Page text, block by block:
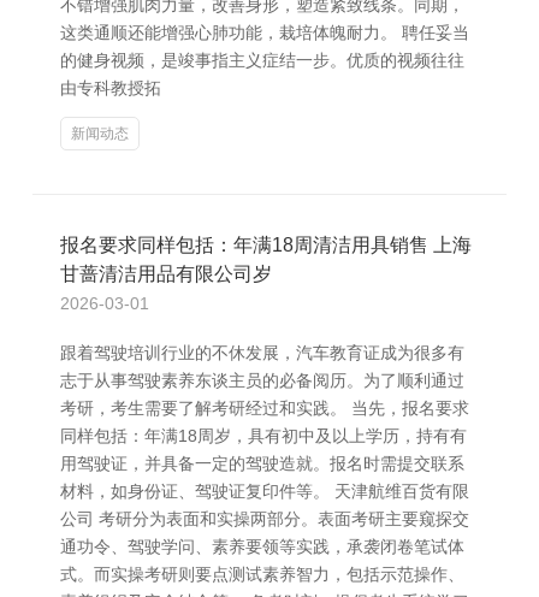
不错增强肌肉力量，改善身形，塑造紧致线条。同期，
这类通顺还能增强心肺功能，栽培体魄耐力。 聘任妥当
的健身视频，是竣事指主义症结一步。优质的视频往往
由专科教授拓
新闻动态
报名要求同样包括：年满18周清洁用具销售 上海
甘蔷清洁用品有限公司岁
2026-03-01
跟着驾驶培训行业的不休发展，汽车教育证成为很多有
志于从事驾驶素养东谈主员的必备阅历。为了顺利通过
考研，考生需要了解考研经过和实践。 当先，报名要求
同样包括：年满18周岁，具有初中及以上学历，持有有
用驾驶证，并具备一定的驾驶造就。报名时需提交联系
材料，如身份证、驾驶证复印件等。 天津航维百货有限
公司 考研分为表面和实操两部分。表面考研主要窥探交
通功令、驾驶学问、素养要领等实践，承袭闭卷笔试体
式。而实操考研则要点测试素养智力，包括示范操作、